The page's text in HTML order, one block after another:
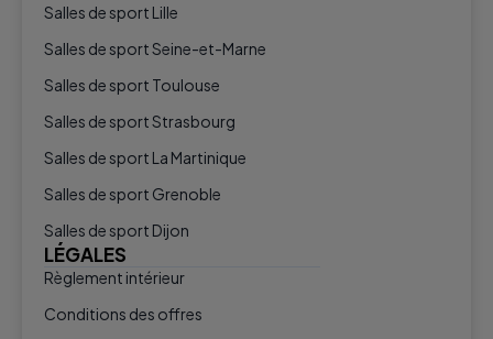
Salles de sport Lille
Salles de sport Seine-et-Marne
Salles de sport Toulouse
Salles de sport Strasbourg
Salles de sport La Martinique
Salles de sport Grenoble
Salles de sport Dijon
LÉGALES
Règlement intérieur
Conditions des offres